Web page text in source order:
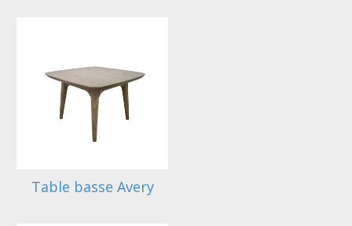
Table basse Avery